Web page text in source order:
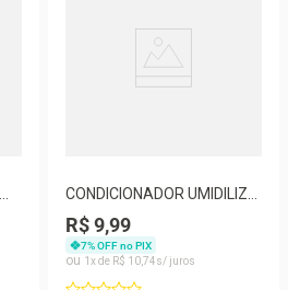
CONDICIONADOR UMIDILIZ
BABY MENINO 150ML
MURIEL
R$ 9,99
7% OFF no PIX
1
R$ 1074